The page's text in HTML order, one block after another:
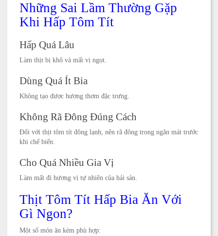
Những Sai Lầm Thường Gặp
Khi Hấp Tôm Tít
Hấp Quá Lâu
Làm thịt bị khô và mất vị ngọt.
Dùng Quá Ít Bia
Không tạo được hương thơm đặc trưng.
Không Rã Đông Đúng Cách
Đối với thịt tôm tít đông lạnh, nên rã đông trong ngăn mát trước
khi chế biến.
Cho Quá Nhiều Gia Vị
Làm mất đi hương vị tự nhiên của hải sản.
Thịt Tôm Tít Hấp Bia Ăn Với
Gì Ngon?
Một số món ăn kèm phù hợp: